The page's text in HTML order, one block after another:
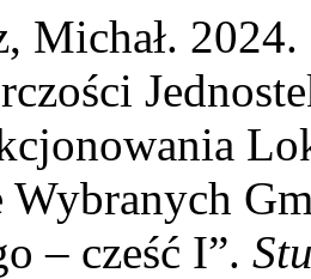
Michał.
Wybranych
– cześć I”.